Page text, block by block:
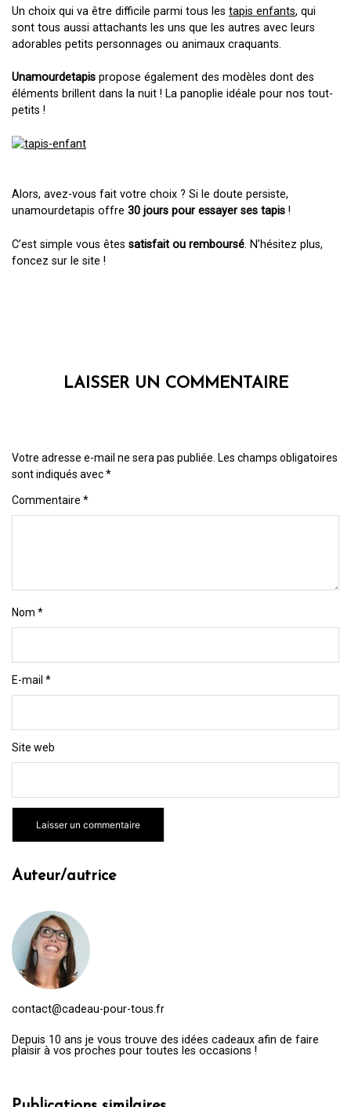
Un choix qui va être difficile parmi tous les tapis enfants, qui
sont tous aussi attachants les uns que les autres avec leurs
adorables petits personnages ou animaux craquants.
Unamourdetapis propose également des modèles dont des
éléments brillent dans la nuit ! La panoplie idéale pour nos tout-
petits !
Alors, avez-vous fait votre choix ? Si le doute persiste,
unamourdetapis offre 30 jours pour essayer ses tapis !
C’est simple vous êtes satisfait ou remboursé. N’hésitez plus,
foncez sur le site !
LAISSER UN COMMENTAIRE
Votre adresse e-mail ne sera pas publiée. Les champs obligatoires
sont indiqués avec*
Commentaire *
Nom *
E-mail *
Site web
Auteur/autrice
contact@cadeau-pour-tous.fr
Depuis 10 ans je vous trouve des idées cadeaux afin de faire
plaisir à vos proches pour toutes les occasions !